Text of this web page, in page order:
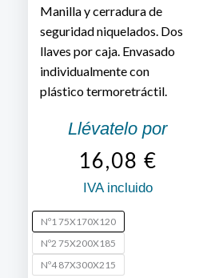
Manilla y cerradura de
seguridad niquelados. Dos
llaves por caja. Envasado
individualmente con
plástico termoretráctil.
Llévatelo por
16,08 €
IVA incluido
Nº1 75X170X120
Nº2 75X200X185
Nº4 87X300X215
Caja
de
Caudales